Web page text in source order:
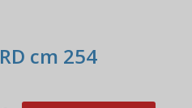
cm 254